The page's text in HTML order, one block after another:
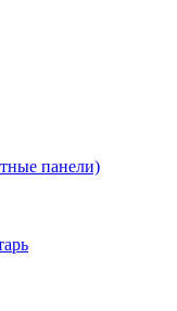
панели)